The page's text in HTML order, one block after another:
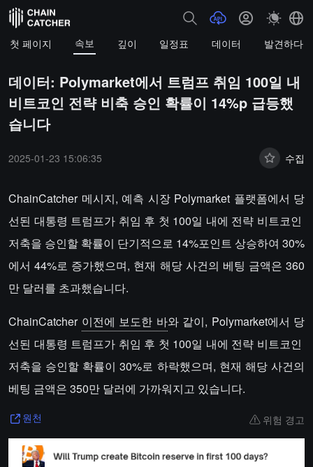
첫 페이지 속보 깊이 일정표 데이터 발견하다
데이터: Polymarket에서 트럼프 취임 100일 내
비트코인 전략 비축 승인 확률이 14%p 급등했
습니다
2025-01-23 15:06:35 수집
ChainCatcher 메시지, 예측 시장 Polymarket 플랫폼에서 당
선된 대통령 트럼프가 취임 후 첫 100일 내에 전략 비트코인 ​​
저축을 승인할 확률이 단기적으로 14%포인트 상승하여 30%
에서 44%로 증가했으며, 현재 해당 사건의 베팅 금액은 360
만 달러를 초과했습니다.
ChainCatcher 이전에 보도한 바와 같이, Polymarket에서 당
선된 대통령 트럼프가 취임 후 첫 100일 내에 전략 비트코인 ​​
저축을 승인할 확률이 30%로 하락했으며, 현재 해당 사건의
베팅 금액은 350만 달러에 가까워지고 있습니다.
원천 위험 경고